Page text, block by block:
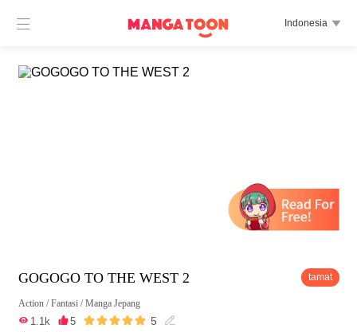
 Indonesia 
GOGOGO TO THE WEST 2 tamat
Action /Fantasi /Manga Jepang
 1.1k 5  5 